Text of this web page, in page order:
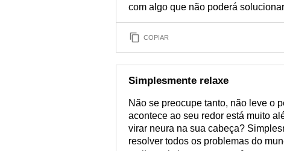
com algo que não poderá
COPIAR
Simplesmente relaxe
Não se preocupe tanto, não leve o
acontece ao seu redor está muito
virar neura na sua cabeça?
resolver todos os problemas do